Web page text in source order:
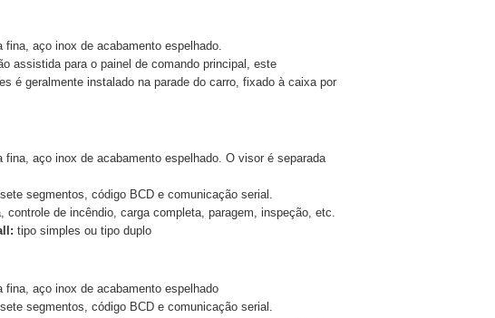
fina, aço inox de acabamento espelhado.
assistida para o painel de comando principal, este
é geralmente instalado na parade do carro, fixado à caixa por
fina, aço inox de acabamento espelhado. O visor é separada
segmentos, código BCD e comunicação serial.
controle de incêndio, carga completa, paragem, inspeção, etc.
tipo simples ou tipo duplo
fina, aço inox de acabamento espelhado
segmentos, código BCD e comunicação serial.